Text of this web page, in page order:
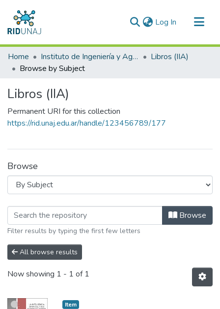
Log In (current)
Communities & Collections
All of RID-UNAJ
Home Instituto de Ingeniería y Agronomía (IIA)
Libros (IIA)
Browse by Subject
Libros (IIA)
Permanent URI for this collection
https://rid.unaj.edu.ar/handle/123456789/177
Browse
Browsing Libros (IIA) by SubjectBrowse
Filter results by typing the first few letters
All browse results
Now showing 1 - 1 of 1
Item type:
Item,